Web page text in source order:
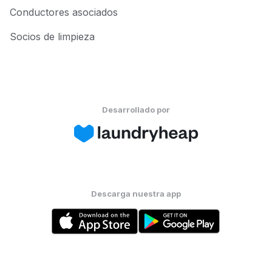
Conductores asociados
Socios de limpieza
Desarrollado por
Descarga nuestra app